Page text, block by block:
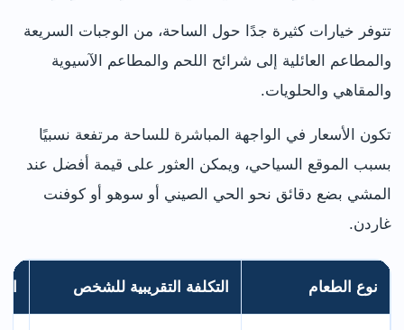
تتوفر خيارات كثيرة جدًا حول الساحة، من الوجبات السريعة
والمطاعم العائلية إلى شرائح اللحم والمطاعم الآسيوية
والمقاهي والحلويات.
تكون الأسعار في الواجهة المباشرة للساحة مرتفعة نسبيًا
بسبب الموقع السياحي، ويمكن العثور على قيمة أفضل عند
المشي بضع دقائق نحو الحي الصيني أو سوهو أو كوفنت
غاردن.
نوع الطعام التكلفة التقريبية للشخص